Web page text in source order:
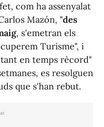
com ha assenyalat
Mazón, "des
, s'emetran els
Turisme", i
en temps rècord"
es resolguen
que s'han rebut.